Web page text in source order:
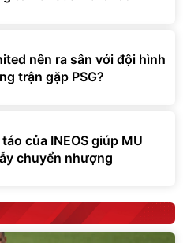
nên ra sân với đội hình
trận gặp PSG?
của INEOS giúp MU
chuyển nhượng